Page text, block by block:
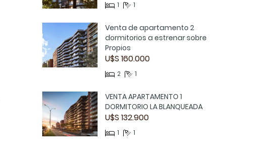
1 1
Venta de apartamento 2
dormitorios a estrenar sobre
Propios
U$S 160.000
2 1
VENTA APARTAMENTO 1
DORMITORIO LA BLANQUEADA
U$S 132.900
1 1